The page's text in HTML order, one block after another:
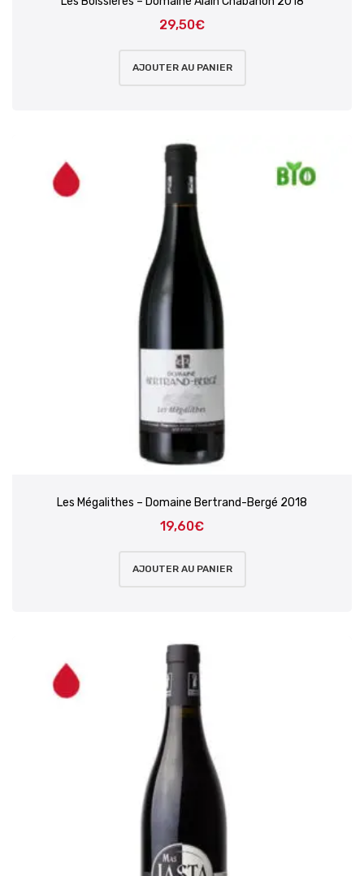
29,50€
AJOUTER AU PANIER
Les Mégalithes – Domaine Bertrand-Bergé 2018
19,60€
AJOUTER AU PANIER